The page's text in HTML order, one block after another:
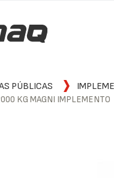
PÚBLICAS
KG MAGNI IMPLEMENTO